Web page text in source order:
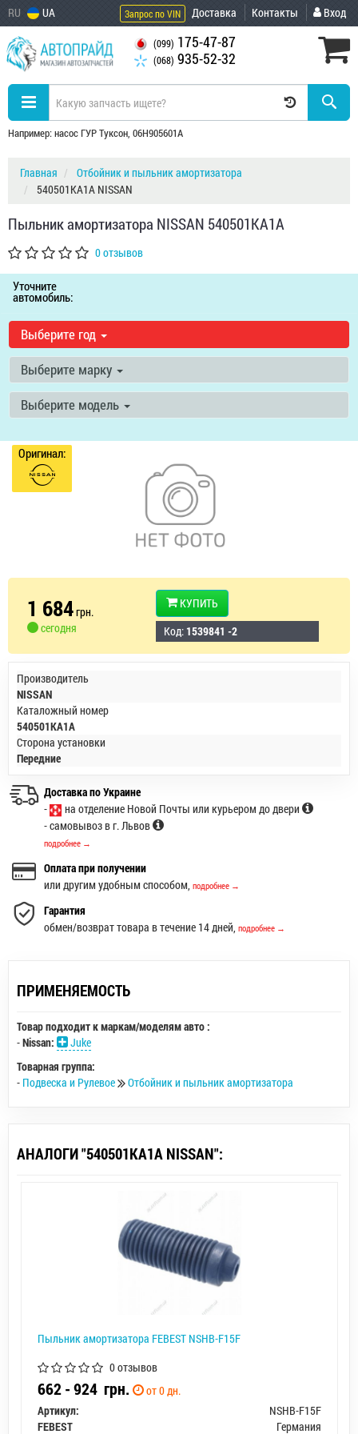
RU UA Запрос по VIN Доставка Контакты Вход
(099) 175-47-87
(068) 935-52-32
Например: насос ГУР Туксон, 06H905601A
Главная
Отбойник и пыльник амортизатора
540501KA1A NISSAN
Пыльник амортизатора NISSAN 540501KA1A
0 отзывов
Уточните
автомобиль:
Выберите год
Выберите марку
Выберите модель
Оригинал:
1 684грн.
сегодня
КУПИТЬ
Код: 1539841 -2
Производитель
NISSAN
Каталожный номер
540501KA1A
Сторона установки
Передние
Доставка по Украине
-
на отделение Новой Почты или курьером до двери
- самовывоз в г. Львов
подробнее →
Оплата при получении
или другим удобным способом, подробнее →
Гарантия
обмен/возврат товара в течение 14 дней, подробнее →
ПРИМЕНЯЕМОСТЬ
Товар подходит к маркам/моделям авто :
-Nissan:
Juke
Товарная группа:
- Подвеска и Рулевое Отбойник и пыльник амортизатора
АНАЛОГИ "540501KA1A NISSAN":
Пыльник амортизатора FEBEST NSHB-F15F
0 отзывов
662 - 924 грн.
от 0 дн.
Артикул:
NSHB-F15F
FEBEST
Германия